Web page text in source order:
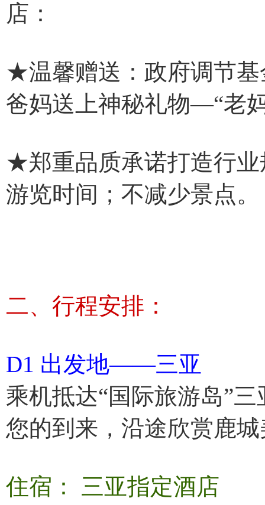
店：
★温馨赠送：政府调节基
爸妈送上神秘礼物—“老
★郑重品质承诺打造行
游览时间；不减少景点。
二、行程安排：
D1 出发地——三亚
乘机抵达“国际旅游岛”
您的到来，沿途欣赏鹿
住宿： 三亚指定酒店